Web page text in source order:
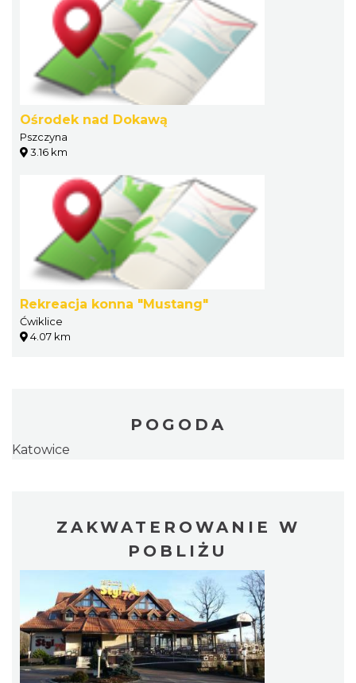
Ośrodek nad Dokawą
Pszczyna
3.16 km
Rekreacja konna "Mustang"
Ćwiklice
4.07 km
POGODA
Katowice
ZAKWATEROWANIE W
POBLIŻU